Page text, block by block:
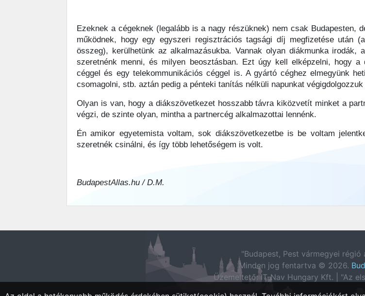
Ezeknek a cégeknek (legalább is a nagy részüknek) nem csak Budapesten,
működnek, hogy egy egyszeri regisztrációs tagsági díj megfizetése után
összeg), kerülhetünk az alkalmazásukba. Vannak olyan diákmunka irodák,
szeretnénk menni, és milyen beosztásban. Ezt úgy kell elképzelni, hogy
céggel és egy telekommunikációs céggel is. A gyártó céghez elmegyünk
csomagolni, stb. aztán pedig a pénteki tanítás nélküli napunkat
Olyan is van, hogy a diákszövetkezet hosszabb távra kiközvetít minket a
végzi, de szinte olyan, mintha a partnercég alkalmazottai lennénk.
Én amikor egyetemista voltam, sok diákszövetkezetbe is be voltam
szeretnék csinálni, és így több lehetőségem is volt.
BudapestAllas.hu / D.M.
"Budapest, Pest vármegyei régió
Minden jog fentartva © 2026.
Üzemeltető: IT-Nav Hungary Kft. | "Az